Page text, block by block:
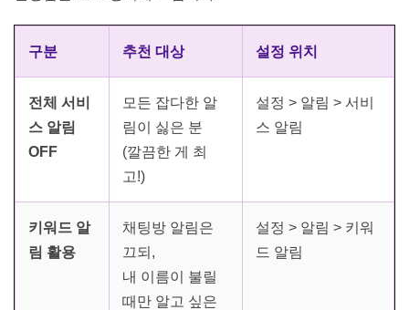
구분 추천 대상 설정 위치
전체 서비
스 알림
OFF
모든 잡다한 알
림이 싫은 분
(깔끔한 게 최
고!)
설정 > 알림 > 서비
스 알림
키워드 알
림 활용
채팅방 알림은
끄되,
내 이름이 불릴
때만 알고 싶은
설정 > 알림 > 키워
드 알림